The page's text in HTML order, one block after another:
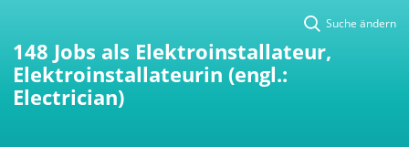
Suche ändern
148 Jobs als Elektroinstallateur,
Elektroinstallateurin (engl.:
Electrician)